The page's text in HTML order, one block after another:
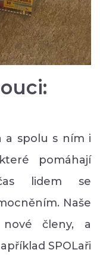
a spolu s ním i
pomáhají
lidem se
Naše
členy, a
SPOLaři